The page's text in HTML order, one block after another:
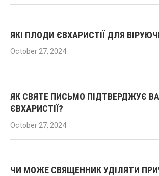
ЯКІ ПЛОДИ ЄВХАРИСТІЇ ДЛЯ
October 27, 2024
ЯК СВЯТЕ ПИСЬМО ПІДТВЕРДЖУЄ
ЄВХАРИСТІЇ?
October 27, 2024
ЧИ МОЖЕ СВЯЩЕННИК УДІЛЯТИ